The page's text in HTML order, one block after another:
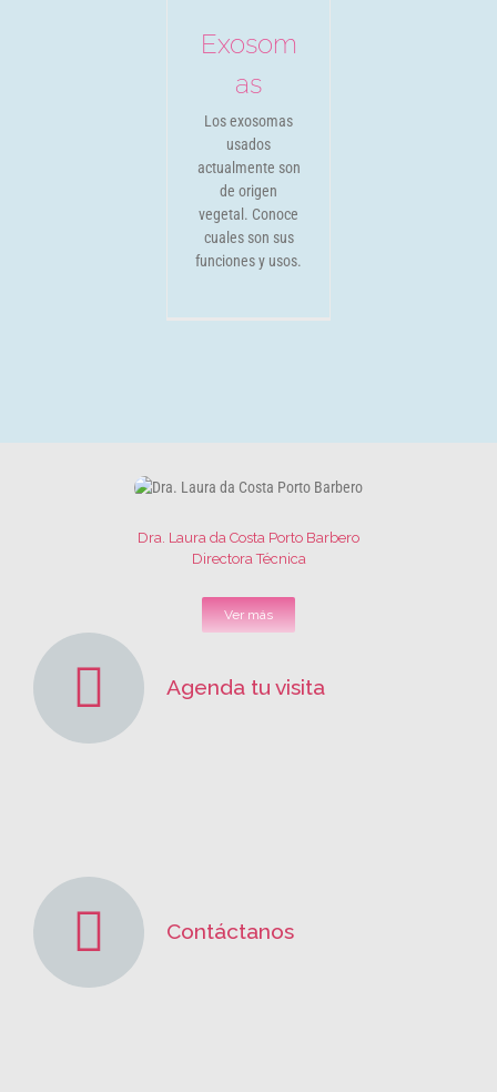
Exosom
as
Los exosomas
usados
actualmente son
de origen
vegetal. Conoce
cuales son sus
funciones y usos.
Dra. Laura da Costa Porto Barbero
Directora Técnica
Ver más
Agenda tu visita
Contáctanos